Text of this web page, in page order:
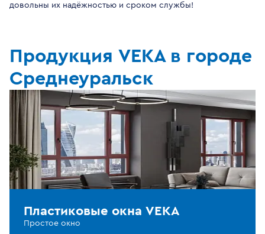
довольны их надёжностью и сроком службы!
Продукция VEKA в городе
Среднеуральск
Пластиковые окна VEKA
Простое окно